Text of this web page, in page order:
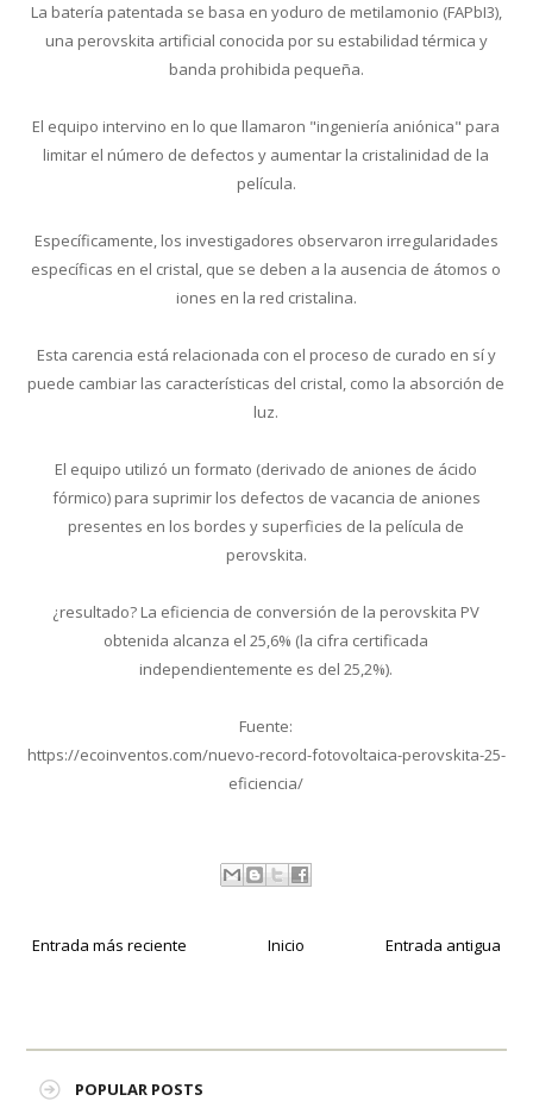
La batería patentada se basa en yoduro de metilamonio (FAPbI3),
una perovskita artificial conocida por su estabilidad térmica y
banda prohibida pequeña.
El equipo intervino en lo que llamaron "ingeniería aniónica" para
limitar el número de defectos y aumentar la cristalinidad de la
película.
Específicamente, los investigadores observaron irregularidades
específicas en el cristal, que se deben a la ausencia de átomos o
iones en la red cristalina.
Esta carencia está relacionada con el proceso de curado en sí y
puede cambiar las características del cristal, como la absorción de
luz.
El equipo utilizó un formato (derivado de aniones de ácido
fórmico) para suprimir los defectos de vacancia de aniones
presentes en los bordes y superficies de la película de
perovskita.
¿resultado? La eficiencia de conversión de la perovskita PV
obtenida alcanza el 25,6% (la cifra certificada
independientemente es del 25,2%).
Fuente:
https://ecoinventos.com/nuevo-record-fotovoltaica-perovskita-25-
eficiencia/
Entrada más reciente Entrada antigua
Inicio
POPULAR POSTS